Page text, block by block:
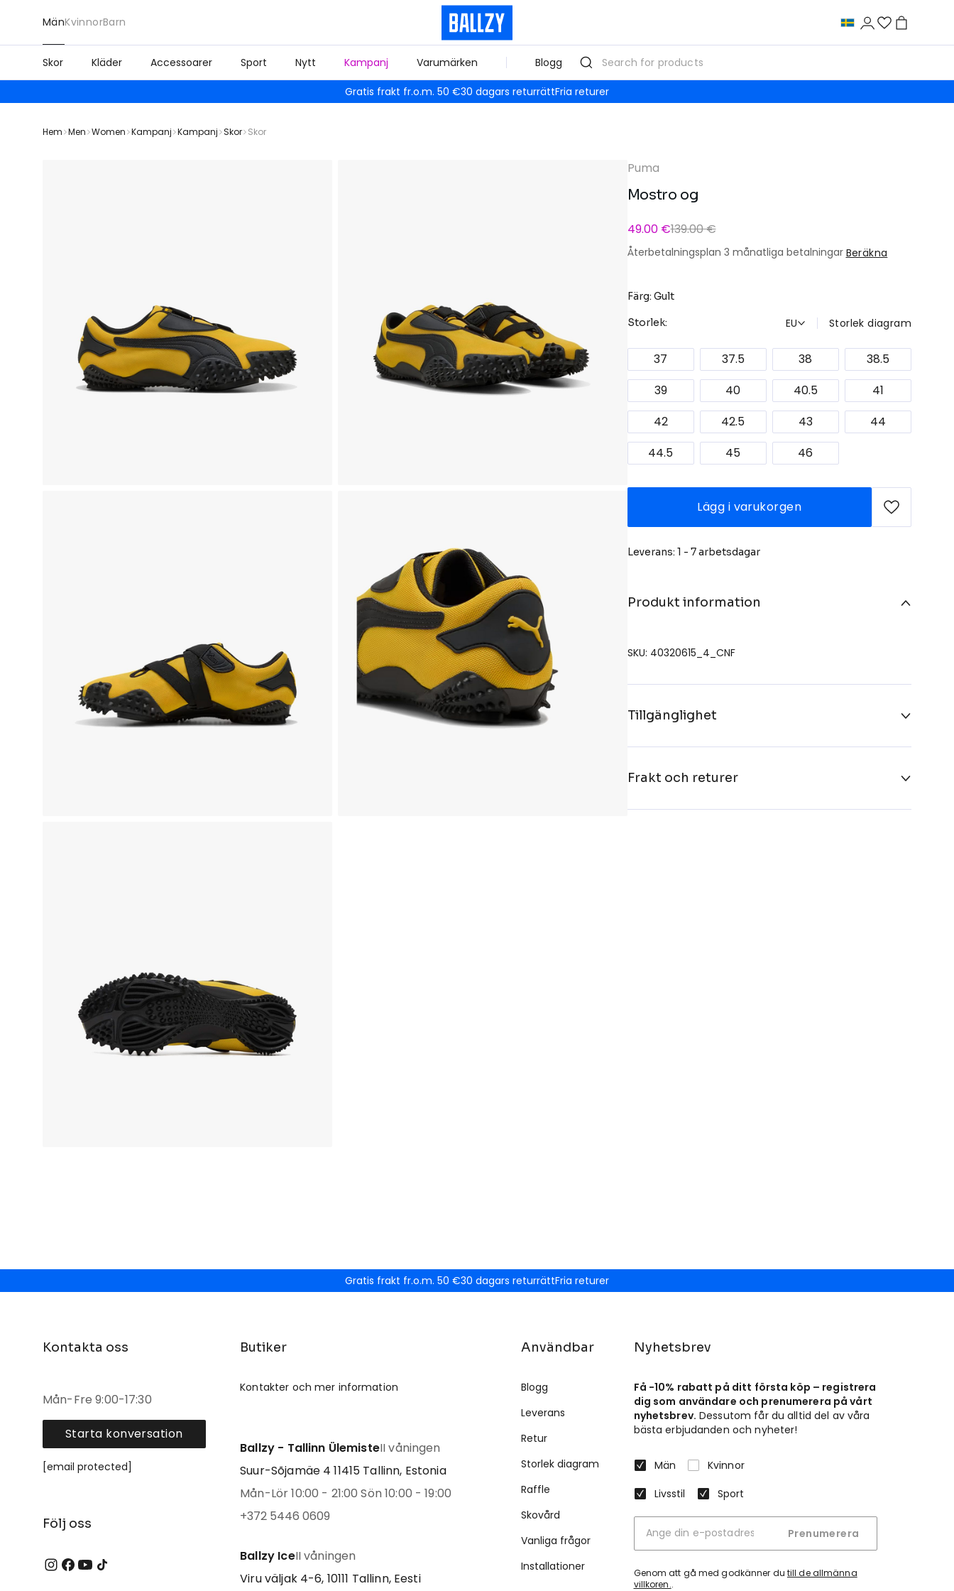
MänKvinnorBarn
Skor Kläder Accessoarer Sport Nytt Kampanj Varumärken Blogg
Gratis frakt fr.o.m. 50 €30 dagars returrättFria returer
Hem Men Women Kampanj Kampanj Skor Skor
Puma
Mostro og
49.00 €139.00 €
Återbetalningsplan 3 månatliga betalningar Beräkna
Färg: Gult
Storlek: EU Storlek diagram
37 37.5 38
38.5
39
40 40.5
41
42
42.5 43
44
44.5
45 46
Lägg i varukorgen
Leverans: 1 - 7 arbetsdagar
Produkt information
SKU: 40320615_4_CNF
Tillgänglighet
Frakt och returer
Gratis frakt fr.o.m. 50 €30 dagars returrättFria returer
Kontakta oss
Mån-Fre 9:00-17:30
Starta konversation
[email protected]
Följ oss
Butiker
Kontakter och mer information
Ballzy - Tallinn ÜlemisteII våningen
Suur-Sõjamäe 4 11415 Tallinn, Estonia
Mån-Lör 10:00 - 21:00 Sön 10:00 - 19:00
+372 5446 0609
Ballzy IceII våningen
Viru väljak 4-6, 10111 Tallinn, Eesti
Användbar
Blogg
Leverans
Retur
Storlek diagram
Raffle
Skovård
Vanliga frågor
Installationer
Nyhetsbrev
Få -10% rabatt på ditt första köp – registrera
dig som användare och prenumerera på vårt
nyhetsbrev. Dessutom får du alltid del av våra
bästa erbjudanden och nyheter!
Män
Kvinnor
Livsstil
Sport
Prenumerera
Genom att gå med godkänner du till de allmänna
villkoren..